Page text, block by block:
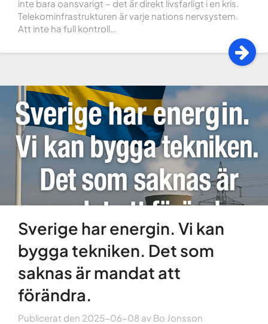
inte bara oansvarigt – det är direkt livsfarligt i en kris.
Telekominfrastrukturen är varje nations nervsystem.
Att inte ha full kontroll…
Sverige har energin. Vi kan
bygga tekniken. Det som
saknas är mandat att
förändra.
Publicerat den 2025-06-08 av Bo Jonsson